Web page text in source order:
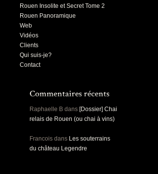
Rouen Insolite et Secret Tome 2
Rouen Panoramique
Web
Vidéos
Clients
Qui suis-je?
Contact
Raphaelle B dans [Dossier] Chai
relais de Rouen (ou chai à vins)
Francois dans Les souterrains
du château Legendre